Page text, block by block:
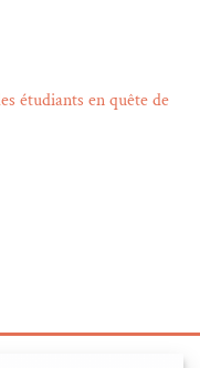
étudiants en quête de